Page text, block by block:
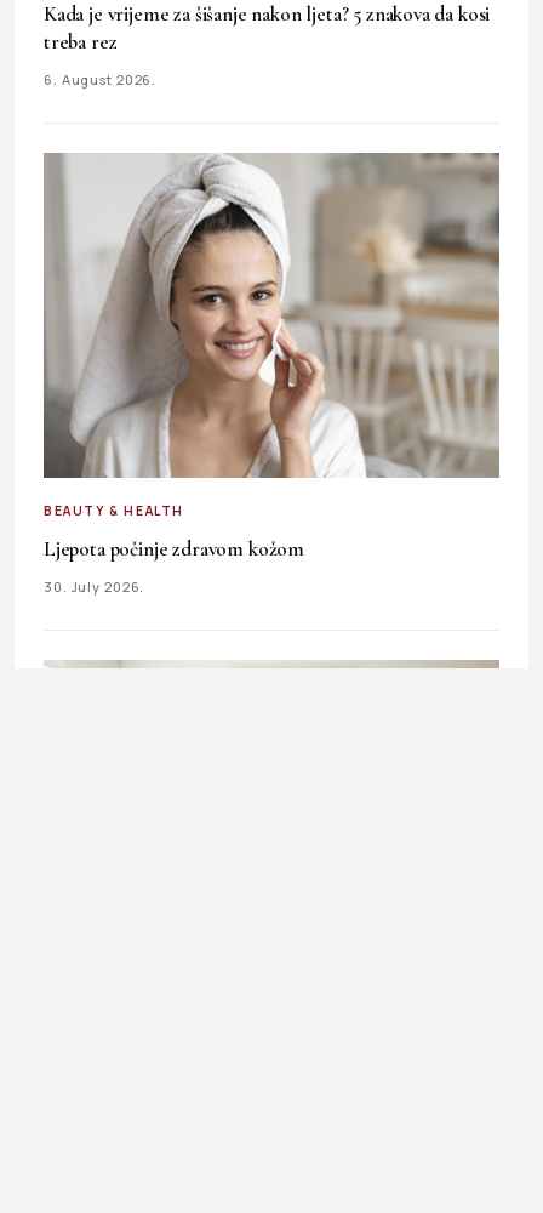
Kada je vrijeme za šišanje nakon ljeta? 5 znakova da kosi
treba rez
6. August 2026.
BEAUTY & HEALTH
Ljepota počinje zdravom kožom
30. July 2026.